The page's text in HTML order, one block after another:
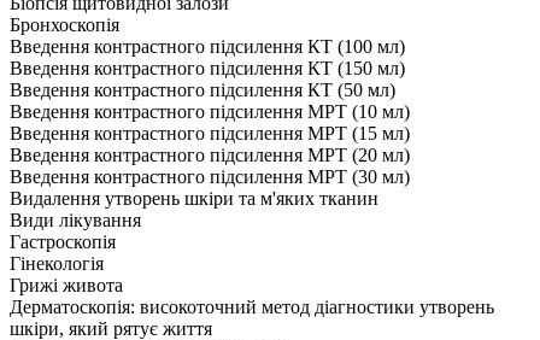
Бронхоскопія
Введення контрастного підсилення КТ (100 мл)
Введення контрастного підсилення КТ (150 мл)
Введення контрастного підсилення КТ (50 мл)
Введення контрастного підсилення МРТ (10 мл)
Введення контрастного підсилення МРТ (15 мл)
Введення контрастного підсилення МРТ (20 мл)
Введення контрастного підсилення МРТ (30 мл)
Видалення утворень шкіри та м'яких тканин
Види лікування
Гастроскопія
Гінекологія
Грижі живота
Дерматоскопія: високоточний метод діагностики утворень
шкіри, який рятує життя